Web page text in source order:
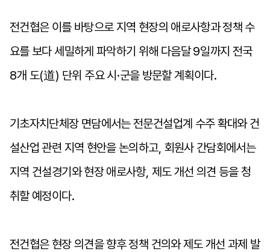
전건협은 이를 바탕으로 지역 현장의 애로사항과 정책 수
요를 보다 세밀하게 파악하기 위해 다음달9일까지 전국
8개 도(道) 단위 주요 시 ·군을 방문할 계획이다.
기초자치단체장 면담에서는 전문건설업계 수주 확대와 건
설산업 관련 지역 현안을 논의하고, 회원사 간담회에서는
지역 건설경기와 현장 애로사항, 제도 개선 의견 등을 청
취할 예정이다.
전건협은 현장 의견을 향후 정책 건의와 제도 개선 과제 발